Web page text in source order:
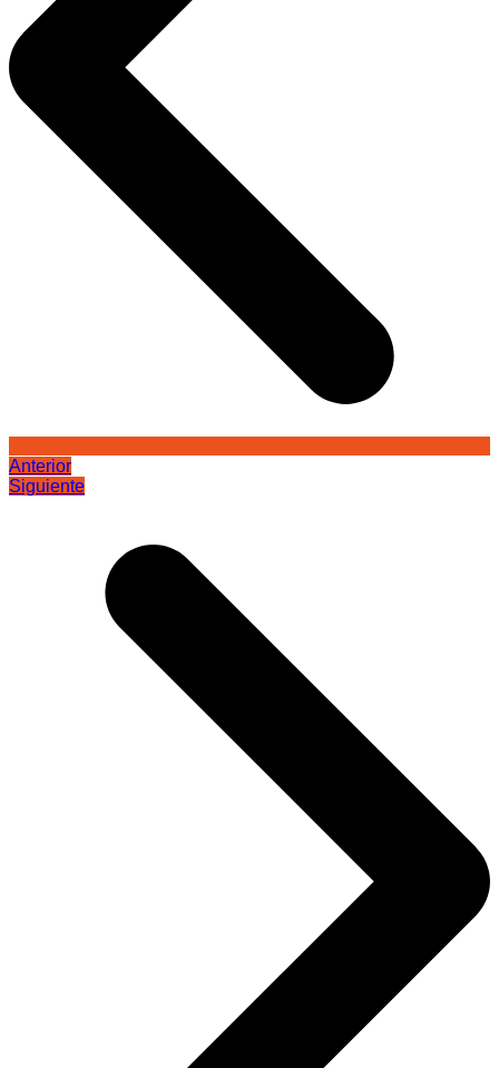
Anterior
Siguiente